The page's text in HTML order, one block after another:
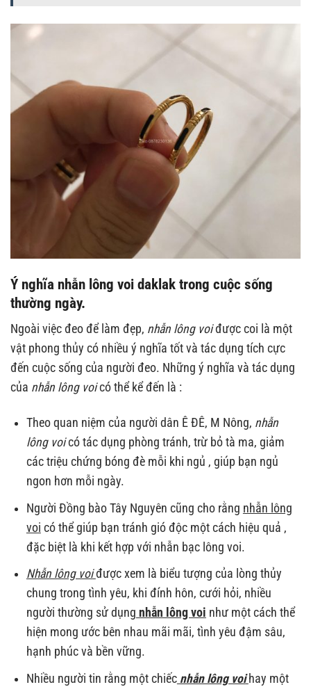
Ý nghĩa nhẫn lông voi daklak trong cuộc sống
thường ngày.
Ngoài việc đeo để làm đẹp, nhẫn lông voiđược coi là một
vật phong thủy có nhiều ý nghĩa tốt và tác dụng tích cực
đến cuộc sống của người đeo. Những ý nghĩa và tác dụng
của nhẫn lông voicó thể kể đến là :
Theo quan niệm của người dân Ê ĐÊ, M Nông, nhẫn
lông voicó tác dụng phòng tránh, trừ bỏ tà ma, giảm
các triệu chứng bóng đè mỗi khi ngủ , giúp bạn ngủ
ngon hơn mỗi ngày.
Người Đồng bào Tây Nguyên cũng cho rằng nhẫn lông
voi có thể giúp bạn tránh gió độc một cách hiệu quả ,
đặc biệt là khi kết hợp với nhẫn bạc lông voi.
Nhẫn lông voi được xem là biểu tượng của lòng thủy
chung trong tình yêu, khi đính hôn, cưới hỏi, nhiều
người thường sử dụng nhẫn lông voi như một cách thể
hiện mong ước bên nhau mãi mãi, tình yêu đậm sâu,
hạnh phúc và bền vững.
Nhiều người tin rằng một chiếcnhẫn lông voi hay một